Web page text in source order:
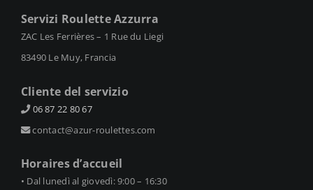
Servizi Roulette Azzurra
ZAC Les Ferrières – 1 Rue du Liegi
83490 Le Muy, Francia
Cliente del servizio
06 87 22 80 67
contact@azur-roulettes.com
Horaires d’accueil
• Dal lunedì al giovedì: 9:00 – 16:30